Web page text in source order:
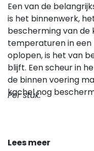
Een van de
is het binnenwerk,
bescherming van de
temperaturen in
oplopen, is het van
blijft. Een scheur in
de binnen voering
kachel nog
Per stuk.
Lees meer